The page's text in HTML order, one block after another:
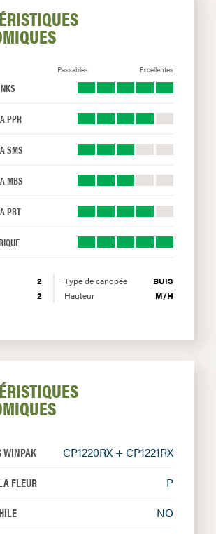
Passables Excellentes
PPR
SMS
MBS
PBT
2 Type de canopée
BUIS
2 Hauteur M/H
WINPAK
CP1220RX + CP1221RX
FLEUR
P
NO